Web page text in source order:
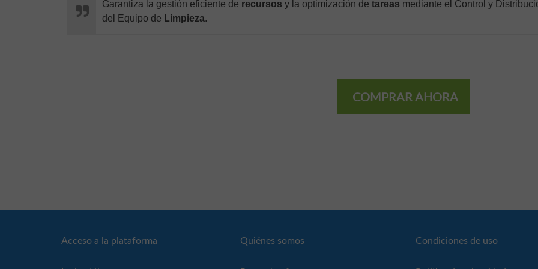
Garantiza la gestión eficiente de recursos y la optimización de tareas mediante el Control y
del Equipo de Limpieza.
COMPRAR AHORA
Acceso a la plataforma Quiénes somos Condiciones de uso